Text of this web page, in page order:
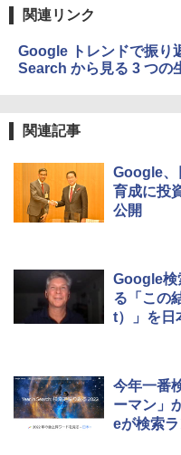
関連リンク
Google トレンドで振
Search から見る 3 つの
関連記事
Google、
育成に投
公開
Google検
る「この
t）」を日
今年一番
ーマン」
eが検索